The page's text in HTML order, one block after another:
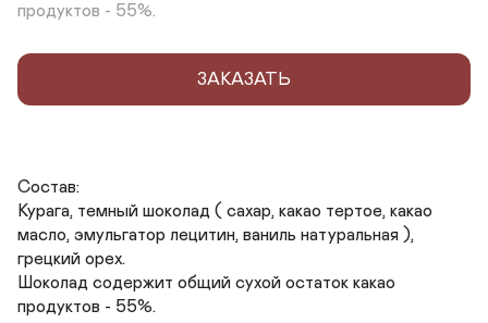
продуктов - 55%.
ЗАКАЗАТЬ
Состав:
Курага, темный шоколад ( сахар, какао тертое, какао
масло, эмульгатор лецитин, ваниль натуральная ),
грецкий орех.
Шоколад содержит общий сухой остаток какао
продуктов - 55%.